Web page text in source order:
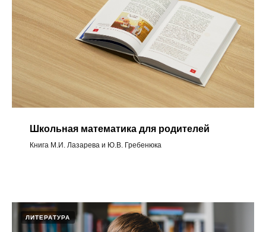
Школьная математика для родителей
Книга М.И. Лазарева и Ю.В. Гребенюка
ЛИТЕРАТУРА